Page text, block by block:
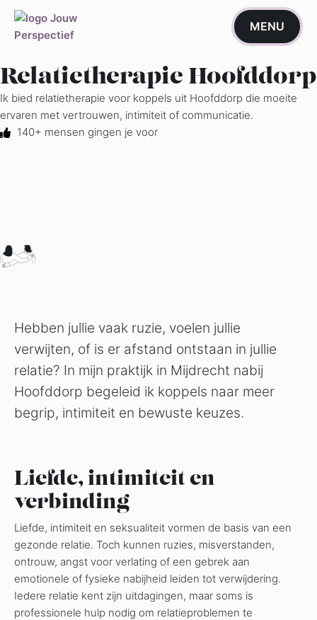
inhoud
MENU
Relatietherapie Hoofddorp
Ik bied relatietherapie voor koppels uit Hoofddorp die moeite
ervaren met vertrouwen, intimiteit of communicatie.
140+ mensen gingen je voor
Hebben jullie vaak ruzie, voelen jullie
verwijten, of is er afstand ontstaan in jullie
relatie? In mijn praktijk in Mijdrecht nabij
Hoofddorp begeleid ik koppels naar meer
begrip, intimiteit en bewuste keuzes.
Liefde, intimiteit en
verbinding
Liefde, intimiteit en seksualiteit vormen de basis van een
gezonde relatie. Toch kunnen ruzies, misverstanden,
ontrouw, angst voor verlating of een gebrek aan
emotionele of fysieke nabijheid leiden tot verwijdering.
Iedere relatie kent zijn uitdagingen, maar soms is
professionele hulp nodig om relatieproblemen te